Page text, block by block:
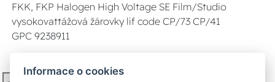
FKK, FKP Halogen High Voltage SE Film/Studio
vysokovattážová žárovky lif code CP/73 CP/41
GPC 9238911
1 750 Kč
Informace o cookies